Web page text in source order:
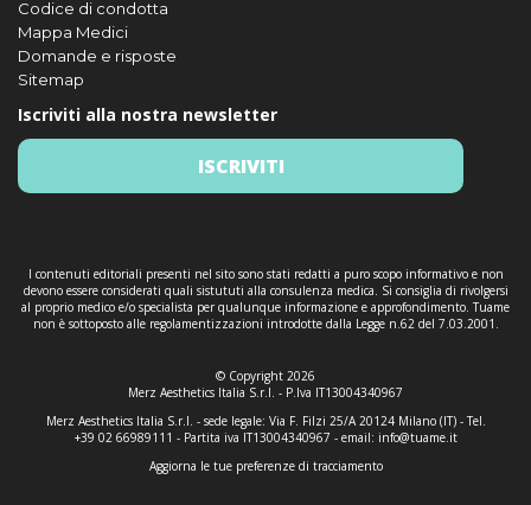
Codice di condotta
Mappa Medici
Domande e risposte
Sitemap
Iscriviti alla nostra newsletter
ISCRIVITI
I contenuti editoriali presenti nel sito sono stati redatti a puro scopo informativo e non
devono essere considerati quali sistututi alla consulenza medica. Si consiglia di rivolgersi
al proprio medico e/o specialista per qualunque informazione e approfondimento. Tuame
non è sottoposto alle regolamentizzazioni introdotte dalla Legge n.62 del 7.03.2001.
© Copyright 2026
Merz Aesthetics Italia S.r.l. - P.Iva IT13004340967
Merz Aesthetics Italia S.r.l. - sede legale: Via F. Filzi 25/A 20124 Milano (IT) - Tel.
+39 02 66989111 - Partita iva IT13004340967 - email: info@tuame.it
Aggiorna le tue preferenze di tracciamento